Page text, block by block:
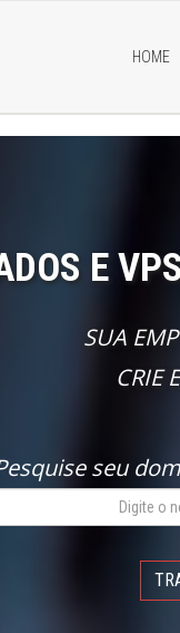
HOME
E VPS
SUA
CRIE
seu